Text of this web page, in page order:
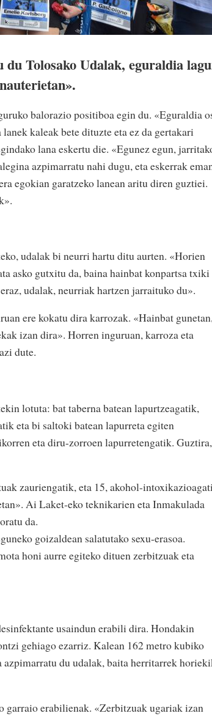
Tolosako Udalak, eguraldia
balorazio positiboa egin du. «Eguraldia
kaleak bete dituzte eta ez da gertakari
lana eskertu die. «Egunez egun,
azpimarratu nahi dugu, eta eskerrak
egokian garatzeko lanean aritu diren guztiei.
udalak bi neurri hartu ditu aurten. «Horien
asko gutxitu da, baina hainbat konpartsa txiki
udalak, neurriak hartzen jarraituko du».
ere kokatu dira karrozak. «Hainbat
izan dira». Horren inguruan, karroza eta
dute.
lotuta: bat taberna batean lapurtzeagatik,
eta bi saltoki batean lapurreta egiten
eta diru-zorroen lapurretengatik. Guztira,
zauriengatik, eta 15, akohol-
Ai Laket-eko teknikarien eta Inmakulada
da.
goizaldean salatutako sexu-erasoa.
honi aurre egiteko dituen zerbitzuak eta
usaindun erabili dira. Hondakin
gehiago ezarriz. Kalean 162 metro kubiko
du udalak, baita herritarrek
garraio erabilienak. «Zerbitzuak ugariak izan